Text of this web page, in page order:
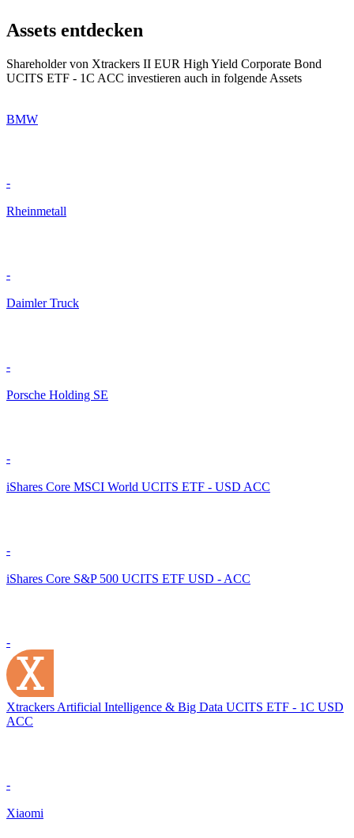
Assets entdecken
Shareholder von Xtrackers II EUR High Yield Corporate Bond
UCITS ETF - 1C ACC investieren auch in folgende Assets
BMW
-
Rheinmetall
-
Daimler Truck
-
Porsche Holding SE
-
iShares Core MSCI World UCITS ETF - USD ACC
-
iShares Core S&P 500 UCITS ETF USD - ACC
-
Xtrackers Artificial Intelligence & Big Data UCITS ETF - 1C USD
ACC
-
Xiaomi